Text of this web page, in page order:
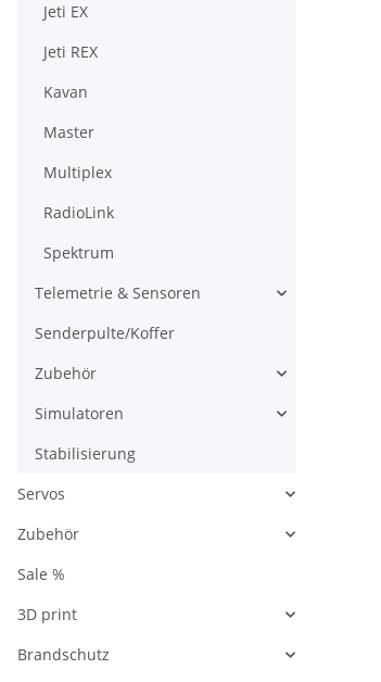
Jeti EX
Jeti REX
Kavan
Master
Multiplex
RadioLink
Spektrum
Telemetrie & Sensoren
Senderpulte/Koffer
Zubehör
Simulatoren
Stabilisierung
Servos
Zubehör
Sale %
3D print
Brandschutz